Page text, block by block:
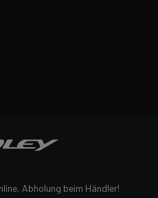
Abholung beim Händler!